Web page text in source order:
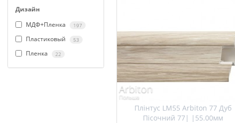
Дизайн
МДФ+Пленка
197
Пластиковый 53
Пленка 22
Плінтус LM55 Arbiton 77 Дуб
Пісочний 77| |55.00мм
Arbiton
Польша